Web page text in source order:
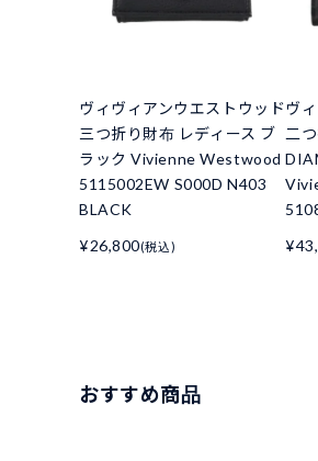
ヴィヴィアンウエストウッド
三つ折り財布 レディース ブ
ラック Vivienne Westwood
5115002EW S000D N403
BLACK
¥26,800(税込)
ヴ
二
おすすめ商品